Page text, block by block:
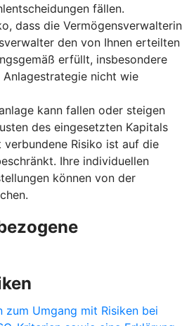
fällen.
dass die Vermögensverwalterin
den von Ihnen erteilten
erfüllt, insbesondere
nicht wie
kann fallen oder steigen
des eingesetzten Kapitals
verbundene Risiko ist auf die
Ihre individuellen
können von der
zum Umgang mit Risiken bei